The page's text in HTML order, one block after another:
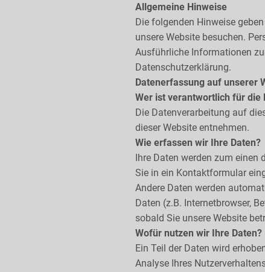
Allgemeine Hinweise
Die folgenden Hinweise
unsere Website besuchen.
Ausführliche Informationen
Datenschutzerklärung.
Datenerfassung auf unserer
Wer ist verantwortlich für die
Die Datenverarbeitung auf
dieser Website entnehmen.
Wie erfassen wir Ihre Daten?
Ihre Daten werden zum einen
Sie in ein Kontaktformular
Andere Daten werden
Daten (z.B. Internetbrowser,
sobald Sie unsere Website
Wofür nutzen wir Ihre Daten?
Ein Teil der Daten wird
Analyse Ihres